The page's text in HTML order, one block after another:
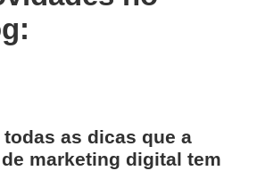
as dicas que a
marketing digital tem